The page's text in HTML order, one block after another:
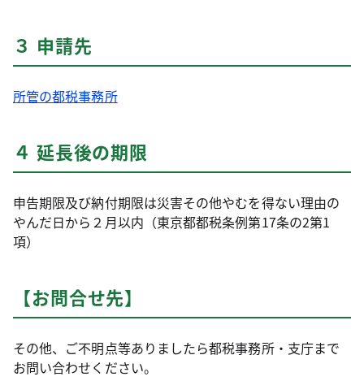
３ 申請先
所管の都税事務所
４ 延長後の期限
申告期限及び納付期限は災害その他やむを得ない理由の
やんだ日から２月以内（東京都都税条例第17条の2第1
項）
【お問合せ先】
その他、ご不明点等ありましたら都税事務所・支庁まで
お問い合わせください。